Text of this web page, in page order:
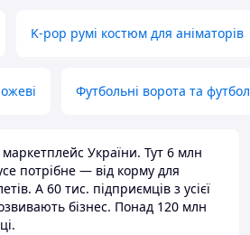
K-pop румі костюм для аніматорів
Футбольні ворота та
України. Тут 6 млн
потрібне — від корму для
А 60 тис. підприємців з усієї
бізнес. Понад 120 млн